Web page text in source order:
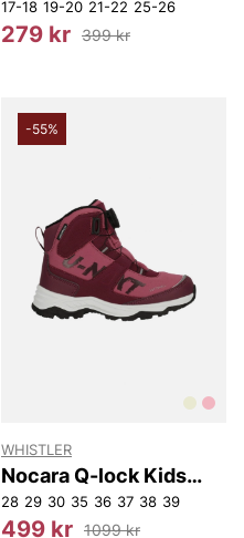
17-18 19-20 21-22 25-26
279 kr 399 kr
-55%
WHISTLER
Nocara Q-lock Kids
Boot WP
28 29 30 35 36 37 38 39
499 kr 1099 kr